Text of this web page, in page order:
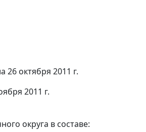
26 октября 2011 г.
2011 г.
округа в составе: